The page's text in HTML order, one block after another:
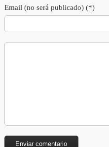
Email (no será publicado) (*)